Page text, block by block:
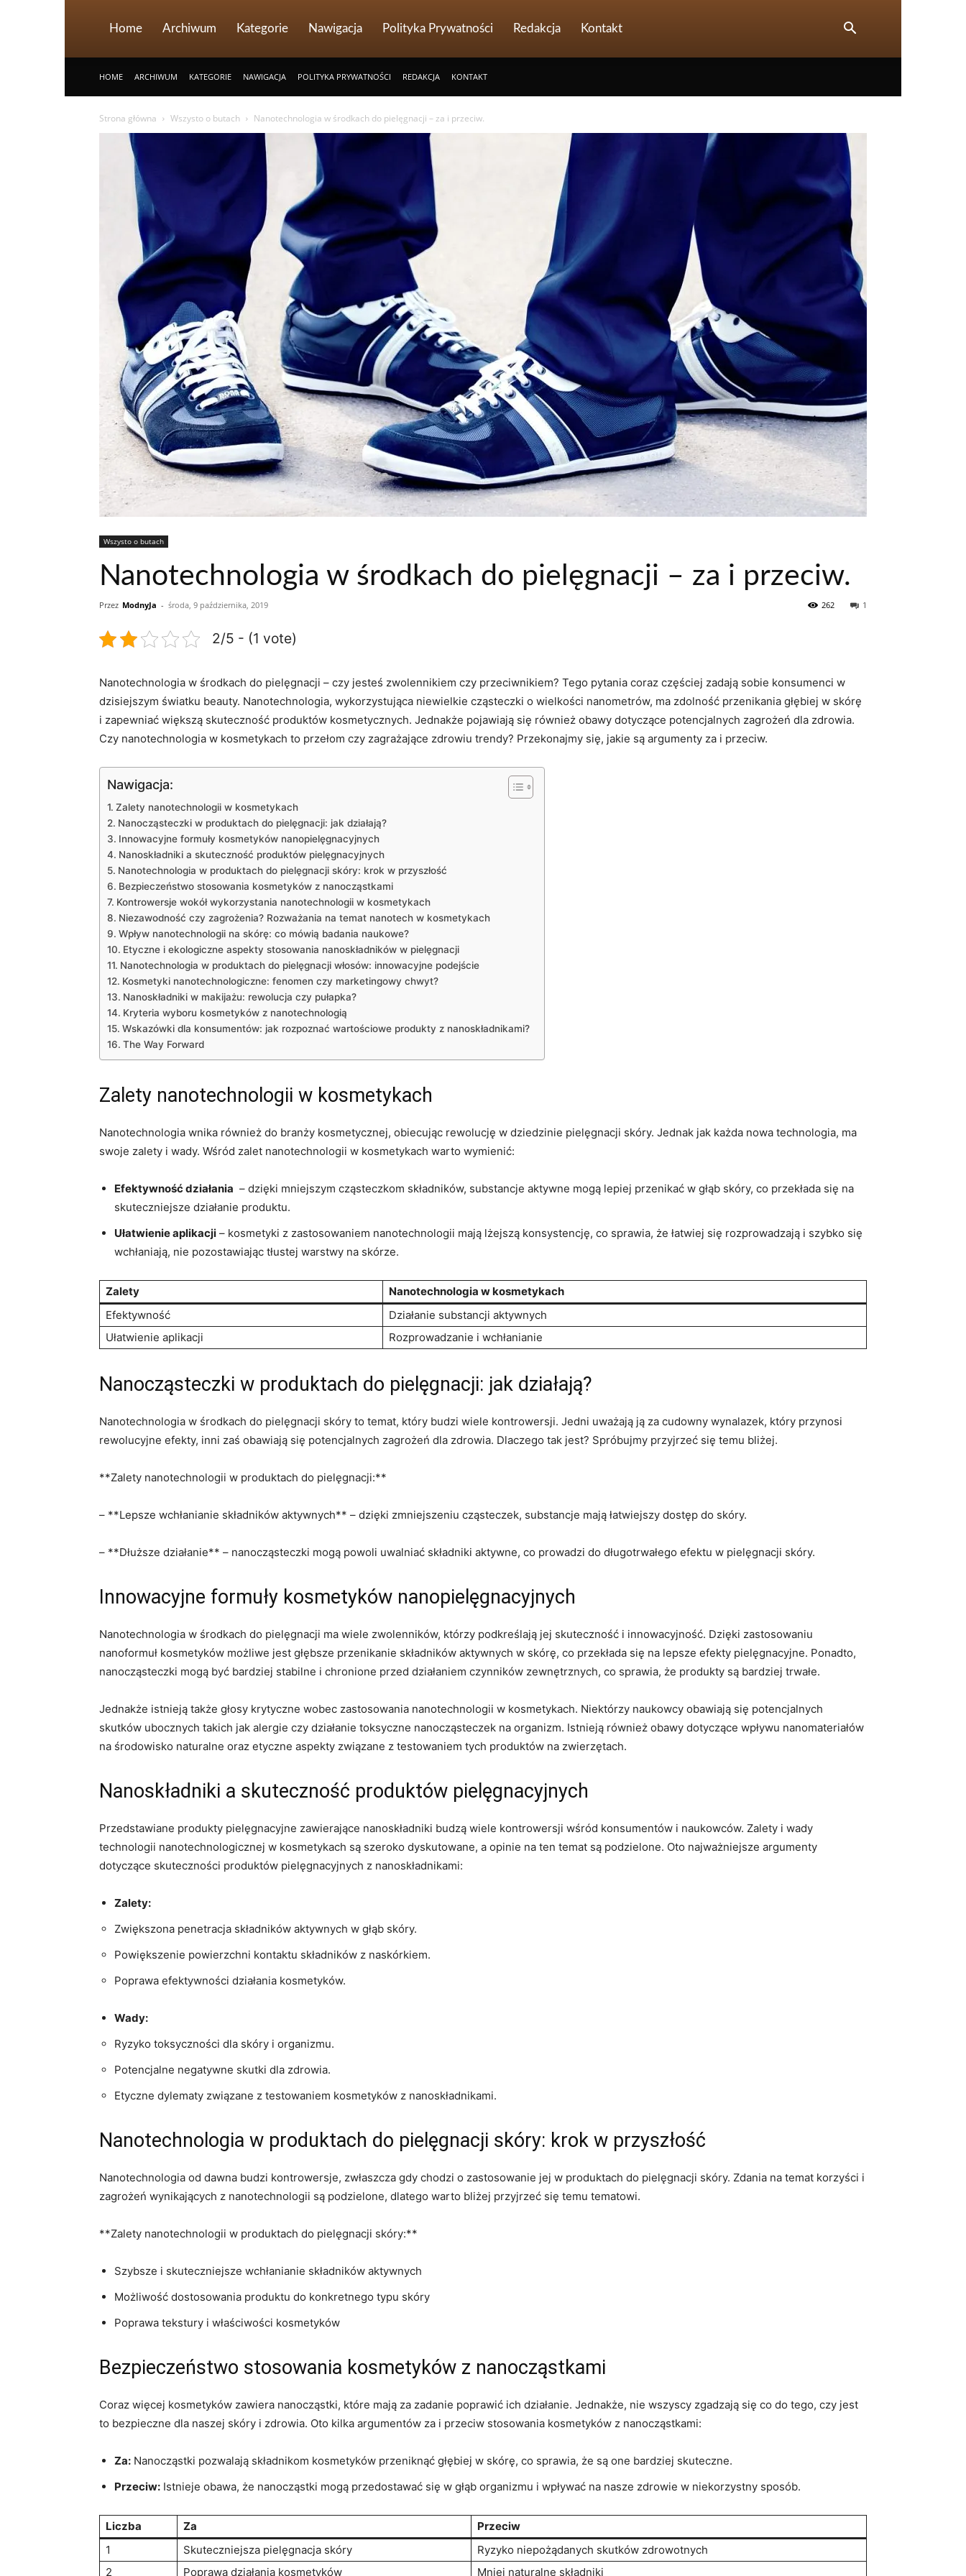
Home Archiwum Kategorie Nawigacja Polityka Prywatności Redakcja Kontakt
HOME ARCHIWUM KATEGORIE NAWIGACJA POLITYKA PRYWATNOŚCI REDAKCJA KONTAKT
Strona główna Wszysto o butach Nanotechnologia w środkach do pielęgnacji – za i przeciw.
Wszysto o butach
Nanotechnologia w środkach do pielęgnacji – za i przeciw.
Przez ModnyJa - środa, 9 października, 2019 1
262
2/5 - (1 vote)
Nanotechnologia w środkach do pielęgnacji – czy jesteś⁤ zwolennikiem⁤ czy przeciwnikiem? Tego pytania ‍coraz częściej zadają sobie konsumenci w
dzisiejszym światku ‍beauty. Nanotechnologia, wykorzystująca ‌niewielkie cząsteczki o wielkości nanometrów, ma​ zdolność przenikania głębiej w​ skórę
i zapewniać większą​ skuteczność produktów ‍kosmetycznych. Jednakże pojawiają się ⁤również ⁣obawy dotyczące potencjalnych zagrożeń dla ‌zdrowia.
⁤Czy nanotechnologia w kosmetykach to przełom czy zagrażające zdrowiu‍ trendy? Przekonajmy się, jakie są argumenty za i przeciw.
Nawigacja:
Zalety nanotechnologii w kosmetykach
Nanocząsteczki w produktach do pielęgnacji: jak działają?
Innowacyjne formuły kosmetyków​ nanopielęgnacyjnych
Nanoskładniki a skuteczność produktów​ pielęgnacyjnych
Nanotechnologia w ⁢produktach do pielęgnacji skóry: krok w przyszłość
Bezpieczeństwo⁢ stosowania​ kosmetyków z nanocząstkami
Kontrowersje wokół wykorzystania‌ nanotechnologii w kosmetykach
Niezawodność czy‌ zagrożenia? ‍Rozważania ⁣na temat nanotech w​ kosmetykach
Wpływ nanotechnologii ⁤na skórę: co mówią badania naukowe?
Etyczne i ekologiczne aspekty stosowania nanoskładników⁤ w pielęgnacji
Nanotechnologia w produktach do pielęgnacji ⁣włosów: innowacyjne podejście
Kosmetyki ⁤nanotechnologiczne:⁢ fenomen czy marketingowy chwyt?
Nanoskładniki w makijażu: rewolucja czy​ pułapka?
Kryteria wyboru kosmetyków⁣ z nanotechnologią
Wskazówki dla konsumentów: jak rozpoznać wartościowe produkty⁢ z nanoskładnikami?
The Way Forward
Zalety nanotechnologii w kosmetykach
Nanotechnologia wnika również do branży kosmetycznej, obiecując rewolucję w dziedzinie pielęgnacji skóry. Jednak jak każda nowa technologia, ma
swoje zalety i⁣ wady. Wśród zalet nanotechnologii w⁤ kosmetykach ⁣warto wymienić:
Efektywność działania ​ – dzięki mniejszym cząsteczkom składników, substancje aktywne mogą lepiej przenikać w głąb‍ skóry, co przekłada się​ na
skuteczniejsze działanie produktu.
Ułatwienie aplikacji – kosmetyki z zastosowaniem nanotechnologii mają lżejszą konsystencję, co sprawia, że łatwiej się rozprowadzają i szybko​ się
wchłaniają, nie pozostawiając tłustej warstwy na skórze.
Zalety
Nanotechnologia ⁢w kosmetykach
Efektywność
Działanie substancji aktywnych
Ułatwienie aplikacji
Rozprowadzanie‍ i wchłanianie
Nanocząsteczki w produktach do pielęgnacji: jak działają?
Nanotechnologia w środkach do pielęgnacji skóry to‍ temat, który budzi wiele kontrowersji. Jedni⁤ uważają​ ją za cudowny wynalazek, który⁣ przynosi
rewolucyjne efekty, inni zaś obawiają się potencjalnych zagrożeń dla zdrowia. Dlaczego⁣ tak jest? ⁤Spróbujmy ⁤przyjrzeć się temu ⁤bliżej.
**Zalety nanotechnologii w produktach do pielęgnacji:**
– **Lepsze wchłanianie składników​ aktywnych** –⁢ dzięki zmniejszeniu cząsteczek, substancje mają łatwiejszy dostęp do ⁤skóry.
– **Dłuższe działanie** –⁢ nanocząsteczki mogą‍ powoli uwalniać składniki aktywne, ‍co prowadzi do długotrwałego efektu w pielęgnacji skóry.
Innowacyjne formuły kosmetyków​ nanopielęgnacyjnych
Nanotechnologia w środkach⁤ do pielęgnacji ma wiele zwolenników, którzy podkreślają jej skuteczność i innowacyjność. Dzięki zastosowaniu
nanoformuł⁤ kosmetyków możliwe ⁣jest głębsze przenikanie składników ⁣aktywnych w skórę, co przekłada się‍ na lepsze efekty pielęgnacyjne.⁤ Ponadto,
nanocząsteczki mogą być bardziej stabilne i chronione przed działaniem czynników zewnętrznych, co sprawia,​ że produkty są bardziej trwałe.
Jednakże istnieją⁢ także głosy ​krytyczne wobec zastosowania nanotechnologii w kosmetykach. Niektórzy naukowcy obawiają​ się potencjalnych
skutków ubocznych takich jak alergie czy działanie toksyczne nanocząsteczek na organizm. Istnieją również obawy dotyczące ⁢wpływu‍ nanomateriałów
na‍ środowisko naturalne oraz etyczne ‍aspekty związane z testowaniem tych​ produktów ​na ​zwierzętach.
Nanoskładniki a skuteczność produktów​ pielęgnacyjnych
Przedstawiane produkty pielęgnacyjne zawierające nanoskładniki‍ budzą wiele kontrowersji wśród konsumentów i ​naukowców. Zalety⁣ i wady
technologii nanotechnologicznej w kosmetykach są szeroko dyskutowane, a opinie na ten ‌temat są podzielone. Oto najważniejsze argumenty
dotyczące‍ skuteczności produktów pielęgnacyjnych z nanoskładnikami:
Zalety:
Zwiększona penetracja składników aktywnych w głąb skóry.
Powiększenie powierzchni kontaktu składników z naskórkiem.
Poprawa​ efektywności działania kosmetyków.
Wady:
Ryzyko toksyczności⁤ dla ‌skóry i organizmu.
Potencjalne negatywne ‍skutki dla zdrowia.
Etyczne dylematy ​związane z testowaniem kosmetyków z nanoskładnikami.
Nanotechnologia w ⁢produktach do pielęgnacji skóry: krok w przyszłość
Nanotechnologia od dawna budzi kontrowersje,‌ zwłaszcza⁢ gdy chodzi o zastosowanie jej w produktach do pielęgnacji skóry. Zdania ⁤na temat korzyści i⁢
zagrożeń wynikających z nanotechnologii są podzielone, dlatego warto bliżej przyjrzeć‌ się temu tematowi.
**Zalety nanotechnologii w produktach ​do⁢ pielęgnacji skóry:**
Szybsze i skuteczniejsze wchłanianie składników⁣ aktywnych
Możliwość dostosowania produktu do konkretnego typu ‌skóry
Poprawa tekstury i właściwości kosmetyków
Bezpieczeństwo⁢ stosowania​ kosmetyków z nanocząstkami
Coraz więcej⁤ kosmetyków⁤ zawiera nanocząstki, które mają za zadanie poprawić ich ⁢działanie. Jednakże, nie wszyscy zgadzają się co do tego, czy jest
to bezpieczne ⁢dla naszej skóry i zdrowia.⁣ Oto kilka argumentów za i przeciw stosowania kosmetyków z nanocząstkami:
Za: Nanocząstki pozwalają składnikom kosmetyków przeniknąć ‌głębiej w skórę, co sprawia, że są‍ one bardziej​ skuteczne.
Przeciw: Istnieje ⁤obawa, że nanocząstki mogą przedostawać się w ​głąb organizmu ‌i wpływać⁢ na nasze zdrowie w niekorzystny sposób.
Liczba Za
Przeciw
1
Skuteczniejsza pielęgnacja skóry
Ryzyko⁢ niepożądanych skutków zdrowotnych
2
Poprawa działania kosmetyków Mniej⁤ naturalne składniki